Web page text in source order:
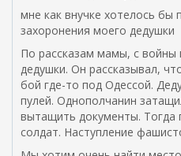
мне как внучке хотелось бы
захоронения моего дедушки
По рассказам мамы, с войны
дедушки. Он рассказывал,
бой где-то под Одессой.
пулей. Однополчанин
вытащить документы. Тогда
солдат. Наступление